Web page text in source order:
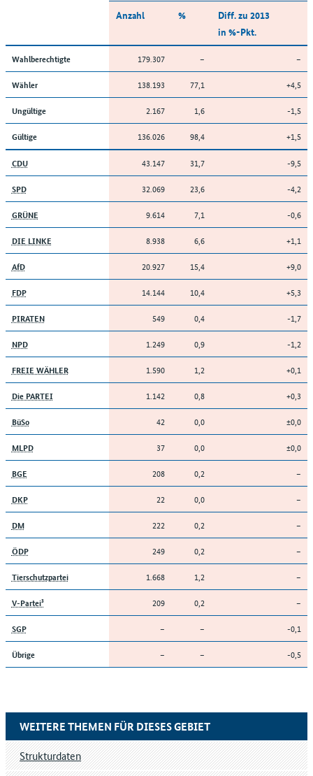
Anzahl %
Diff. zu 2013
in %-Pkt.
Wahlberechtigte 179.307 – –
Wähler 138.193 77,1 +4,5
Ungültige 2.167 1,6 -1,5
Gültige 136.026 98,4 +1,5
CDU 43.147 31,7 -9,5
SPD 32.069 23,6 -4,2
GRÜNE 9.614 7,1 -0,6
DIE LINKE 8.938 6,6 +1,1
AfD 20.927 15,4 +9,0
FDP 14.144 10,4 +5,3
PIRATEN 549 0,4 -1,7
NPD 1.249 0,9 -1,2
FREIE WÄHLER 1.590 1,2 +0,1
Die PARTEI 1.142 0,8 +0,3
BüSo 42 0,0 ±0,0
MLPD 37 0,0 ±0,0
BGE 208 0,2 –
DKP 22 0,0 –
DM 222 0,2 –
ÖDP 249 0,2 –
Tierschutzpartei 1.668 1,2 –
V-Partei³ 209 0,2 –
SGP – – -0,1
Übrige – – -0,5
WEITERE THEMEN FÜR DIESES GEBIET
Strukturdaten